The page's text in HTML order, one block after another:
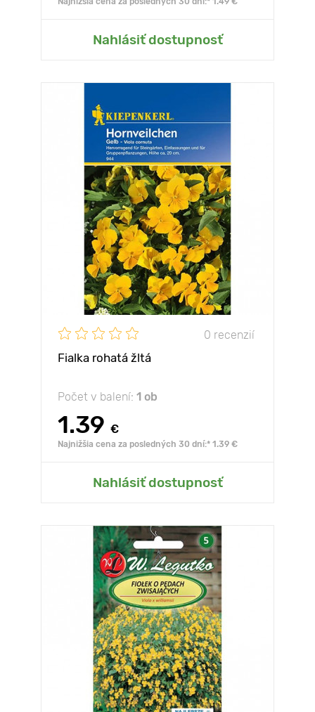
Nahlásiť dostupnosť
0 recenzií
Fialka rohatá žltá
Počet v balení: 1 ob
1.39 €
Najnižšia cena za posledných 30 dní:* 1.39 €
Nahlásiť dostupnosť